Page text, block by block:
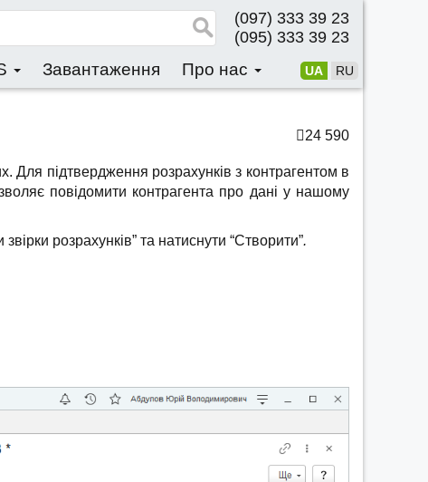
(097) 333 39 23
(095) 333 39 23
Завантаження Про нас UA RU
24 590
Для підтвердження розрахунків з контрагентом в
повідомити контрагента про дані у нашому
розрахунків” та натиснути “Створити”.